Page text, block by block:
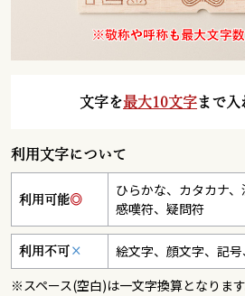
文字を最大10文字まで入
利用文字について
利用可能◎
ひらかな、カタカナ、
感嘆符、疑問符
利用不可 ×
絵文字、顔文字、記
※スペース(空白)は一文字換算となります